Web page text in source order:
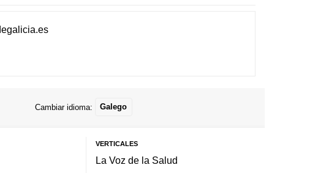
Cambiar idioma: Galego
VERTICALES
La Voz de la Salud